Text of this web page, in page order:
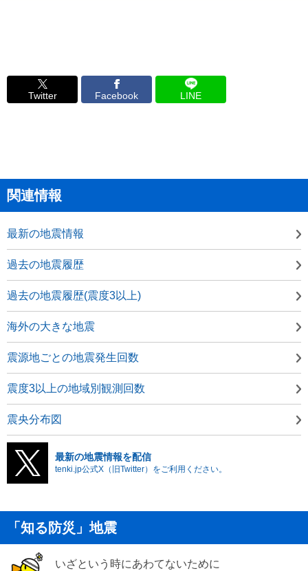
Twitter Facebook LINE
関連情報
最新の地震情報
過去の地震履歴
過去の地震履歴(震度3以上)
海外の大きな地震
震源地ごとの地震発生回数
震度3以上の地域別観測回数
震央分布図
最新の地震情報を配信
tenki.jp公式X（旧Twitter）をご利用ください。
「知る防災」地震
いざという時にあわてないために